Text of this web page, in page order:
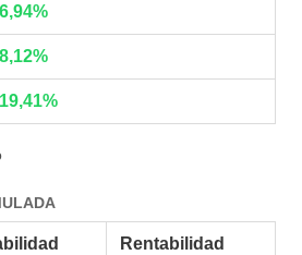
6,94%
8,12%
19,41%
Rentabilidad